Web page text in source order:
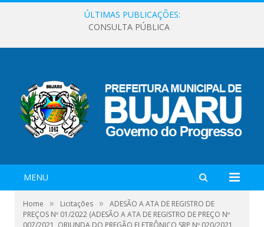
ÚLTIMAS PUBLICAÇÕES:
CONSULTA PÚBLICA
MENU
Home » Licitações »
ADESÃO A ATA DE REGISTRO DE
PREÇOS Nº 01/2022 (ADESÃO A ATA DE REGISTRO DE PREÇO Nº
007/2021, ORIUNDA DO PREGÃO ELETRÔNICO SRP Nº 020/2021,